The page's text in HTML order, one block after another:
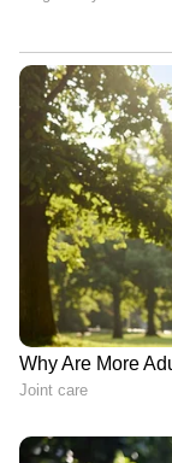
പ്രവർത്തകർ.
ദേശീയ
കോഡിനേഷന്‍
ഒന്നാകുന്ന
ദിവസം
കിലോമീറ്റര്‍
കശ്മീരിൽ
രാജ്യത്തെ